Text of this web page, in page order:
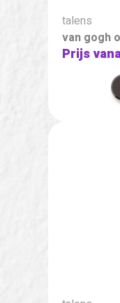
talens
van gogh
Prijs